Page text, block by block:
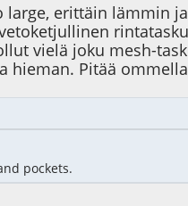
large, erittäin lämmin
vielä joku mesh-
hieman. Pitää
pockets.